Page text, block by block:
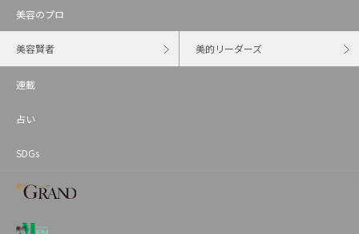
美容のプロ
美容賢者 美的リーダーズ
連載
占い
SDGs